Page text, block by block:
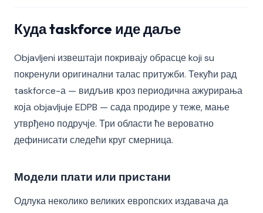
Куда taskforce иде даље
Objavljeni извештаји покривају обрасце koji su
покренули оригинални талас притужби. Текући рад
taskforce-а — видљив кроз периодична ажурирања
која objavljuje EDPB — сада продире у теже, мање
утврђено подручје. Три области ће вероватно
дефинисати следећи круг смерница.
Модели плати или пристани
Одлука неколико великих европских издавача да